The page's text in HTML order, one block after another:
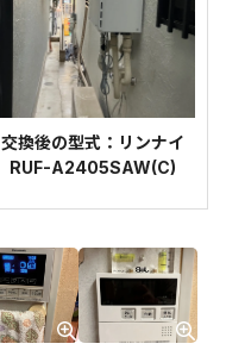
交換後の型式：リンナイ
RUF-A2405SAW(C)